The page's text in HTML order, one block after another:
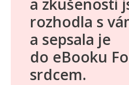
a zkušenosti
rozhodla s
a sepsala je
do eBooku
srdcem.